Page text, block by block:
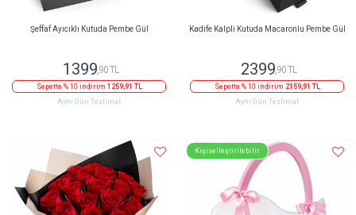
Şeffaf Ayıcıklı Kutuda Pembe Gül
1399,90 TL
Sepette % 10 indirim 1259,91 TL
Aynı Gün Teslimat
Kadife Kalpli Kutuda Macaronlu Pembe Gül
2399,90 TL
Sepette % 10 indirim 2159,91 TL
Aynı Gün Teslimat
Kişiselleştirilebilir